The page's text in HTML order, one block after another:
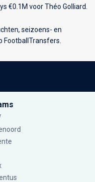
€0.1M voor Théo Golliard.
seizoens- en
FootballTransfers.